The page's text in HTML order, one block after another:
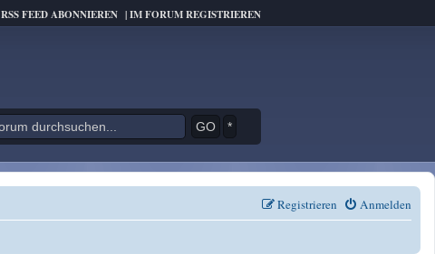
RSS FEED ABONNIEREN |IM FORUM REGISTRIEREN
*
Anmelden
Registrieren